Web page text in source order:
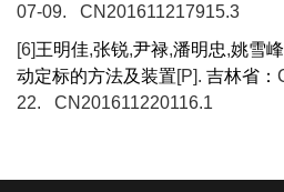
07-09. CN201611217915.3
[6]王明佳,张锐,尹禄,潘明忠,姚雪峰
动定标的方法及装置[P]. 吉林省：
22. CN201611220116.1